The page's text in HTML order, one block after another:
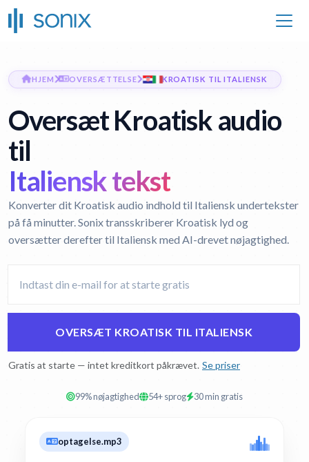
HJEM OVERSÆTTELSE KROATISK TIL ITALIENSK
Oversæt Kroatisk audio
til
Italiensk tekst
Konverter dit Kroatisk audio indhold til Italiensk undertekster
på få minutter. Sonix transskriberer Kroatisk lyd og
oversætter derefter til Italiensk med AI-drevet nøjagtighed.
OVERSÆT KROATISK TIL ITALIENSK
Gratis at starte — intet kreditkort påkrævet. Se priser
99% nøjagtighed 54+ sprog 30 min gratis
optagelse.mp3